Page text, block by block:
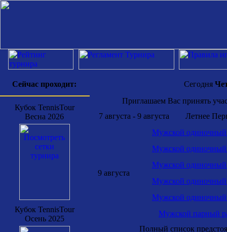
Сейчас проходит:
Кубок TennisTour
Весна 2026
Кубок TennisTour
Осень 2025
Сегодня
Приглашаем Вас принять
7 августа - 9 августа
Летнее
9 августа
Мужской одиночный
Мужской одиночный
Мужской одиночный
Мужской одиночный
Мужской одиночный
Мужской парный
Полный список